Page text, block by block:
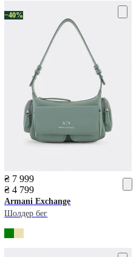
−40%
₴ 7 999
₴ 4 799
Armani Exchange
Шолдер бег